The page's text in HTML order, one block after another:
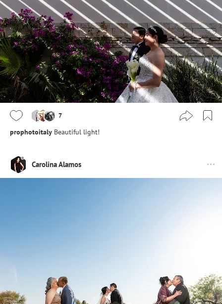
7
prophotoitaly Beautiful light!
Carolina Alamos